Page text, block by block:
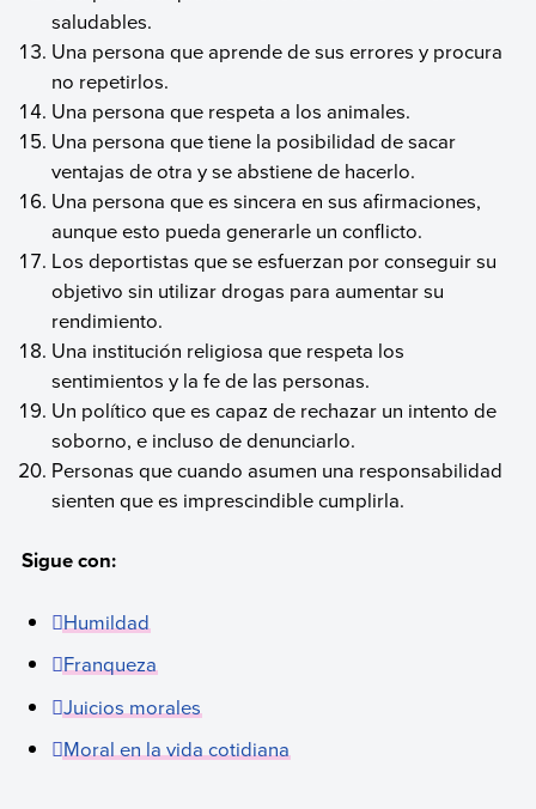
saludables.
Una persona que aprende de sus errores y procura
no repetirlos.
Una persona que respeta a los animales.
Una persona que tiene la posibilidad de sacar
ventajas de otra y se abstiene de hacerlo.
Una persona que es sincera en sus afirmaciones,
aunque esto pueda generarle un conflicto.
Los deportistas que se esfuerzan por conseguir su
objetivo sin utilizar drogas para aumentar su
rendimiento.
Una institución religiosa que respeta los
sentimientos y la fe de las personas.
Un político que es capaz de rechazar un intento de
soborno, e incluso de denunciarlo.
Personas que cuando asumen una responsabilidad
sienten que es imprescindible cumplirla.
Sigue con:
Humildad
Franqueza
Juicios morales
Moral en la vida cotidiana